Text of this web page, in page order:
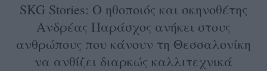
SKG Stories: Ο ηθοποιός και σκηνοθέτης
Ανδρέας Παράσχος ανήκει στους
ανθρώπους που κάνουν τη Θεσσαλονίκη
να ανθίζει διαρκώς καλλιτεχνικά